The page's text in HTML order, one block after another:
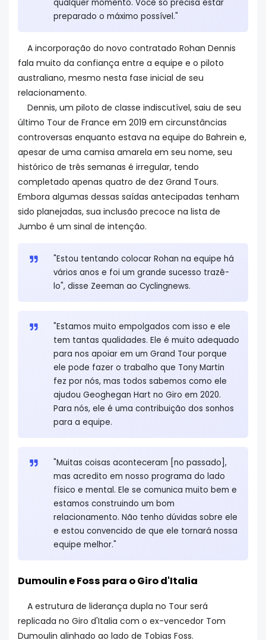
qualquer momento. Você só precisa estar
preparado o máximo possível."
A incorporação do novo contratado Rohan Dennis
fala muito da confiança entre a equipe e o piloto
australiano, mesmo nesta fase inicial de seu
relacionamento.
Dennis, um piloto de classe indiscutível, saiu de seu
último Tour de France em 2019 em circunstâncias
controversas enquanto estava na equipe do Bahrein e,
apesar de uma camisa amarela em seu nome, seu
histórico de três semanas é irregular, tendo
completado apenas quatro de dez Grand Tours.
Embora algumas dessas saídas antecipadas tenham
sido planejadas, sua inclusão precoce na lista de
Jumbo é um sinal de intenção.
"Estou tentando colocar Rohan na equipe há
vários anos e foi um grande sucesso trazê-
lo", disse Zeeman ao Cyclingnews.
"Estamos muito empolgados com isso e ele
tem tantas qualidades. Ele é muito adequado
para nos apoiar em um Grand Tour porque
ele pode fazer o trabalho que Tony Martin
fez por nós, mas todos sabemos como ele
ajudou Geoghegan Hart no Giro em 2020.
Para nós, ele é uma contribuição dos sonhos
para a equipe.
"Muitas coisas aconteceram [no passado],
mas acredito em nosso programa do lado
físico e mental. Ele se comunica muito bem e
estamos construindo um bom
relacionamento. Não tenho dúvidas sobre ele
e estou convencido de que ele tornará nossa
equipe melhor."
Dumoulin e Foss para o Giro d'Italia
A estrutura de liderança dupla no Tour será
replicada no Giro d'Italia com o ex-vencedor Tom
Dumoulin alinhado ao lado de Tobias Foss.